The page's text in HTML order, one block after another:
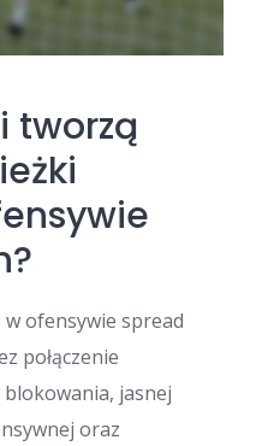
tworzą
ofensywie spread
połączenie
jasnej
oraz